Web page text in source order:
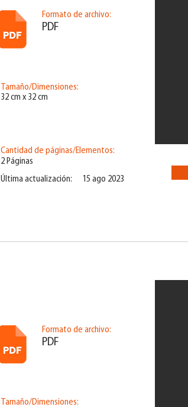
Última actualización: 15 ago 2023
Formato de archivo:
PDF
Tamaño/Dimensiones:
32 cm x 32 cm
Cantidad de páginas/Elementos:
2 Páginas
Formato de archivo:
PDF
Tamaño/Dimensiones: